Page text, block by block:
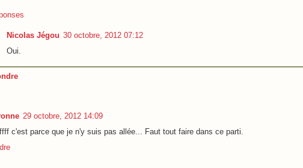
Nicolas Jégou 30 octobre, 2012 07:12
Oui.
29 octobre, 2012 14:09
c'est parce que je n'y suis pas allée... Faut tout faire dans ce parti.